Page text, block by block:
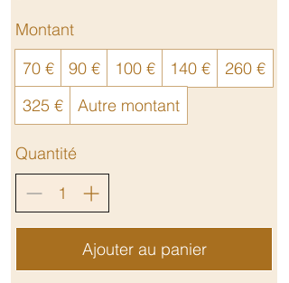
Montant
70 €
90 € 100 € 140 €
260 €
325 €
Autre montant
Quantité
Ajouter au panier